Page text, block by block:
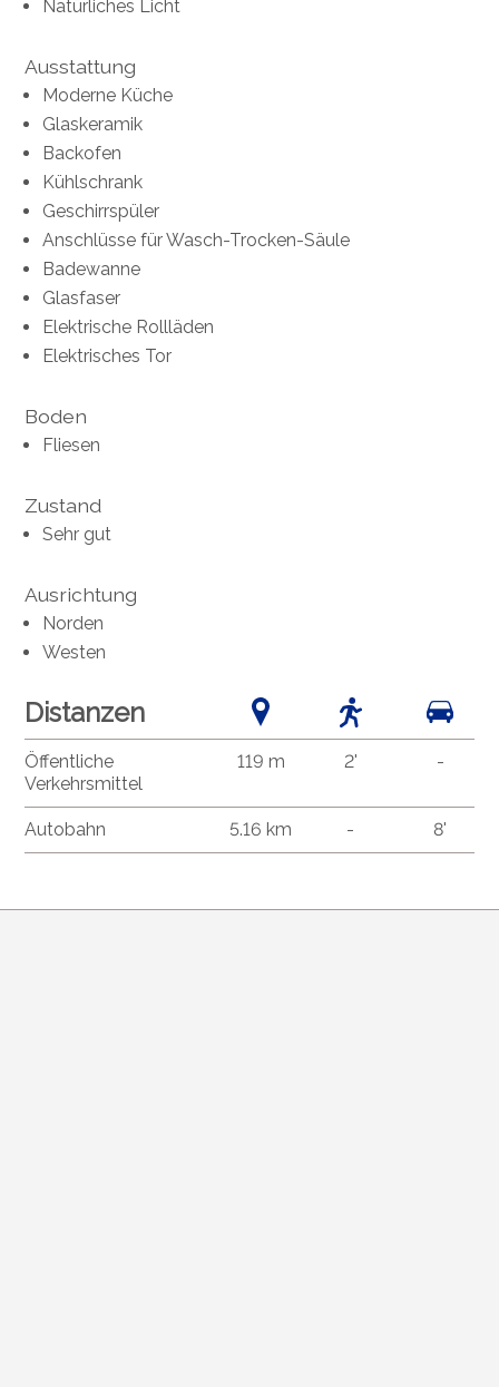
Natürliches Licht
Ausstattung
Moderne Küche
Glaskeramik
Backofen
Kühlschrank
Geschirrspüler
Anschlüsse für Wasch-Trocken-Säule
Badewanne
Glasfaser
Elektrische Rollläden
Elektrisches Tor
Boden
Fliesen
Zustand
Sehr gut
Ausrichtung
Norden
Westen
Distanzen
Öffentliche
Verkehrsmittel
119 m 2' -
Autobahn 5.16 km - 8'